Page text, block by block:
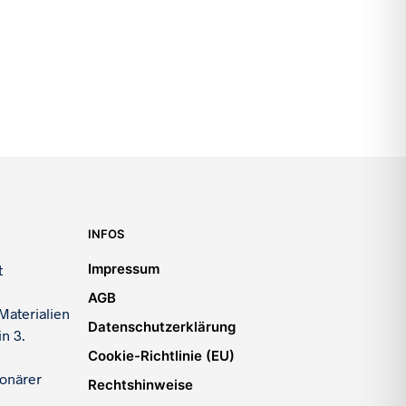
3.
INFOS
Impressum
AGB
Datenschutzerklärung
Cookie-Richtlinie (EU)
Rechtshinweise